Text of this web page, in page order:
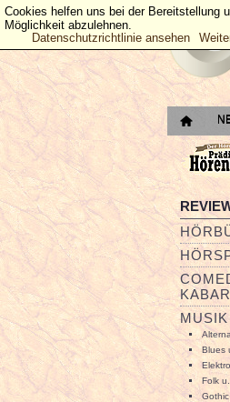
MUSIK
Blues
Folk
Cookies helfen uns bei der Bereitstellung
Möglichkeit abzulehnen.
Datenschutzrichtlinie ansehen